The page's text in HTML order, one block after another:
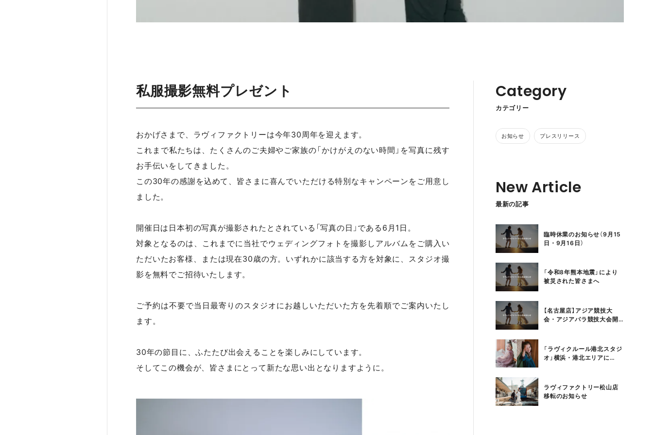
私服撮影無料プレゼント
おかげさまで、ラヴィファクトリーは今年30周年を迎えます。
これまで私たちは、たくさんのご夫婦やご家族の「かけがえのない時間」を写真に残す
お手伝いをしてきました。
この30年の感謝を込めて、皆さまに喜んでいただける特別なキャンペーンをご用意し
ました。
開催日は日本初の写真が撮影されたとされている「写真の日」である6月1日。
対象となるのは、これまでに当社でウェディングフォトを撮影しアルバムをご購入い
ただいたお客様、または現在30歳の方。いずれかに該当する方を対象に、スタジオ撮
影を無料でご招待いたします。
ご予約は不要で当日最寄りのスタジオにお越しいただいた方を先着順でご案内いたし
ます。
30年の節目に、ふたたび出会えることを楽しみにしています。
そしてこの機会が、皆さまにとって新たな思い出となりますように。
Category
カテゴリー
お知らせ プレスリリース
New Article
最新の記事
臨時休業のお知らせ（9月15
日・9月16日）
「令和8年熊本地震」により
被災された皆さまへ
【名古屋店】アジア競技大
会・アジアパラ競技大会開
「ラヴィクルール港北スタジ
オ」横浜・港北エリアに
ラヴィファクトリー松山店
移転のお知らせ